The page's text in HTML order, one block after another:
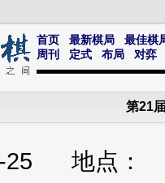
首页 最新棋局
最佳棋
周刊
定式 布局 对弈
第21
25 地点